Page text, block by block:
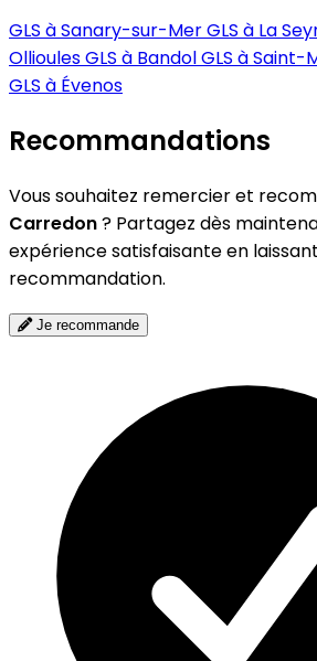
GLS à Sanary-sur-MerGLS à La
OllioulesGLS à BandolGLS à
GLS à Évenos
Recommandations
Vous souhaitez remercier et
Carredon? Partagez dès
expérience satisfaisante en
recommandation.
Je recommande